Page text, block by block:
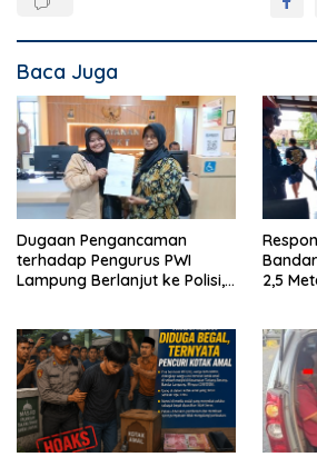
Baca Juga
Dugaan Pengancaman
terhadap Pengurus PWI
Lampung Berlanjut ke Polisi,
2,5